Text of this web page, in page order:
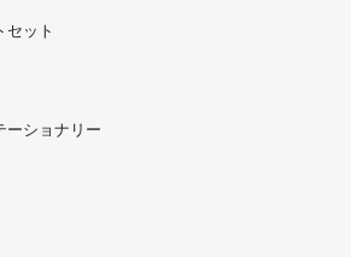
なっているT-BASE銀座ギャラリー
鈿装飾も展示されています。アクセ
美しさがあると思うのでぜひご覧く
セット
ーショナリー